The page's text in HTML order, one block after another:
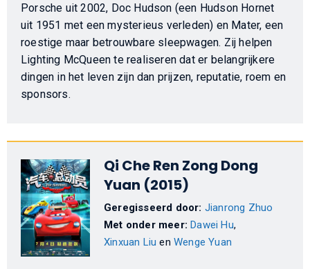
Porsche uit 2002, Doc Hudson (een Hudson Hornet
uit 1951 met een mysterieus verleden) en Mater, een
roestige maar betrouwbare sleepwagen. Zij helpen
Lighting McQueen te realiseren dat er belangrijkere
dingen in het leven zijn dan prijzen, reputatie, roem en
sponsors.
Qi Che Ren Zong Dong
Yuan (2015)
Geregisseerd door: Jianrong Zhuo
Met onder meer:Dawei Hu,
Xinxuan Liu enWenge Yuan